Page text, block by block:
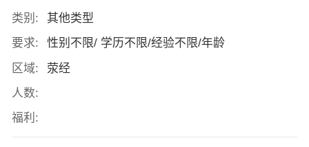
类别:
其他类型
要求:
性别不限/ 学历不限/经验不限/年龄
区域:
荥经
人数:
福利: